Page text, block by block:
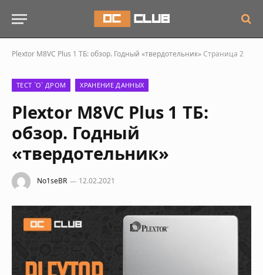
Plextor M8VС Plus 1 ТБ: обзор. Годный «твердотельник»Страница 2
ТЕСТ `О` ДРОМ ХРАНЕНИЕ ДАННЫХ
Plextor M8VС Plus 1 ТБ:
обзор. Годный
«твердотельник»
No1seBR 12.02.2021